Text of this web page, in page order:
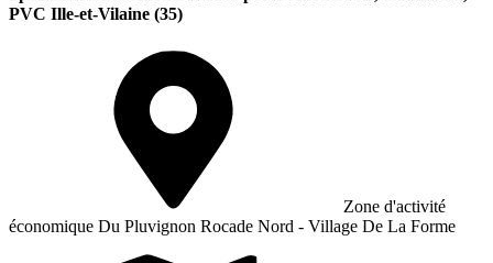
PVC Ille-et-Vilaine (35)
Zone d'activité
économique Du Pluvignon Rocade Nord - Village De La Forme